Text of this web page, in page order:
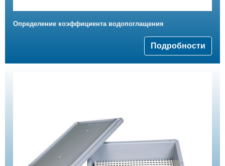
Определение коэффициента водопоглащения
Подробности